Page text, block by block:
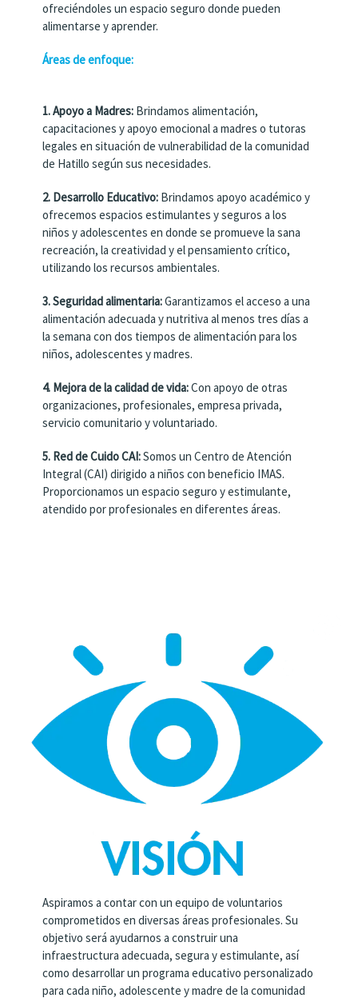
ofreciéndoles un espacio seguro donde pueden
alimentarse y aprender.
Áreas de enfoque:
1. Apoyo a Madres:Brindamos alimentación,
capacitaciones y apoyo emocional a madres o tutoras
legales en situación de vulnerabilidad de la comunidad
de Hatillo según sus necesidades.
2. Desarrollo Educativo:Brindamos apoyo académico y
ofrecemos espacios estimulantes y seguros a los
niños y adolescentes en donde se promueve la sana
recreación, la creatividad y el pensamiento crítico,
utilizando los recursos ambientales.
3. Seguridad alimentaria:Garantizamos el acceso a una
alimentación adecuada y nutritiva al menos tres días a
la semana con dos tiempos de alimentación para los
niños, adolescentes y madres.
4. Mejora de la calidad de vida:Con apoyo de otras
organizaciones, profesionales, empresa privada,
servicio comunitario y voluntariado.
5. Red de Cuido CAI:Somos un Centro de Atención
Integral (CAI) dirigido a niños con beneficio IMAS.
Proporcionamos un espacio seguro y estimulante,
atendido por profesionales en diferentes áreas.
Aspiramos a contar con un equipo de voluntarios
comprometidos en diversas áreas profesionales. Su
objetivo será ayudarnos a construir una
infraestructura adecuada, segura y estimulante, así
como desarrollar un programa educativo personalizado
para cada niño, adolescente y madre de la comunidad